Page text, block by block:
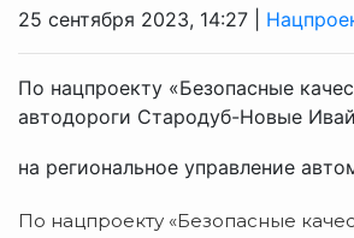
25 сентября 2023, 14:27 |
По нацпроекту «Безопасные
автодороги Стародуб-Новые
на региональное управление
По нацпроекту «Безопасные